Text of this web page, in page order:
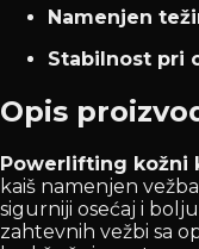
Namenjen
Stabilnost pri
Opis
Powerlifting kožni
kaiš namenjen
sigurniji osećaj i
zahtevnih vežbi sa